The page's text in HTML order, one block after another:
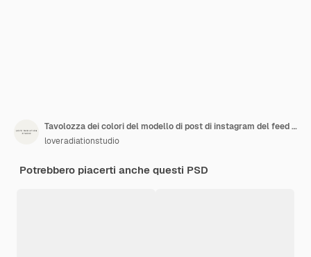
Tavolozza dei colori del modello di post di instagram del feed dei social media estetici minimi PSD
loveradiationstudio
Potrebbero piacerti anche questi PSD